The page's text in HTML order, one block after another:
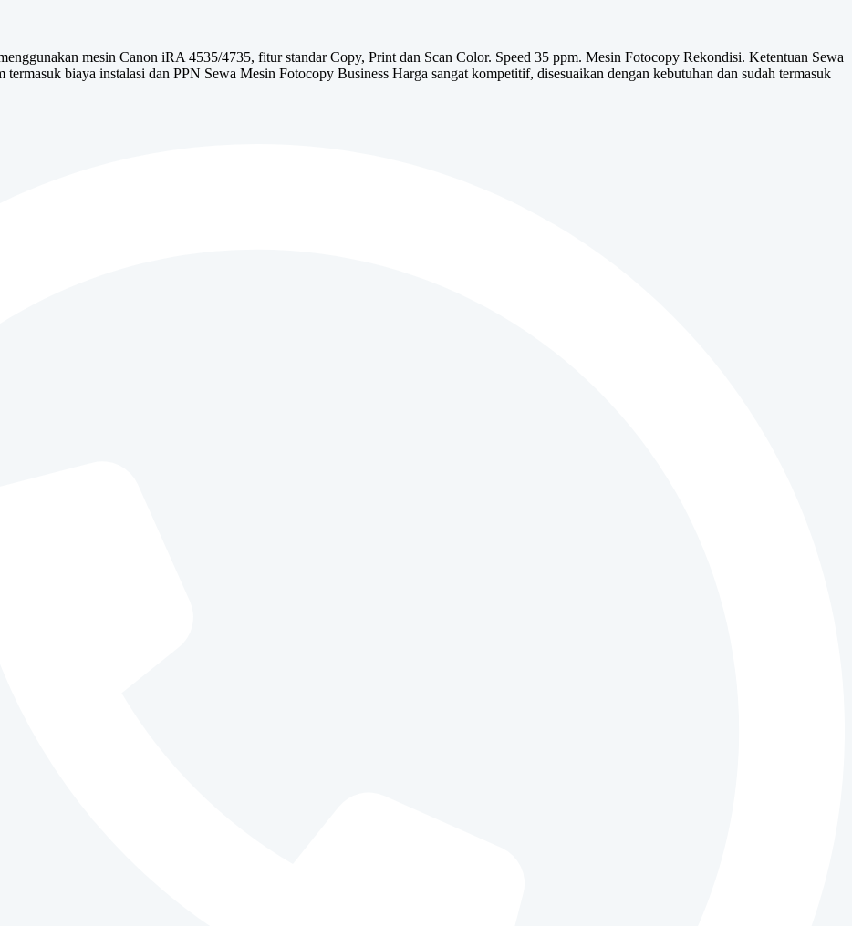
mesin Canon iRA 4535/4735, fitur standar Copy, Print dan Scan Color. Speed 35 ppm. Mesin Fotocopy Rekondisi. Ketentuan Sewa
biaya instalasi dan PPN Sewa Mesin Fotocopy Business Harga sangat kompetitif, disesuaikan dengan kebutuhan dan sudah termasuk